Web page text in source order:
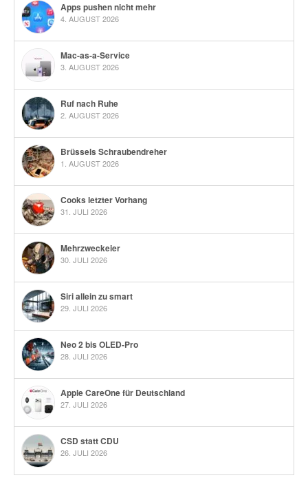
Apps pushen nicht mehr
4. AUGUST 2026
Mac-as-a-Service
3. AUGUST 2026
Ruf nach Ruhe
2. AUGUST 2026
Brüssels Schraubendreher
1. AUGUST 2026
Cooks letzter Vorhang
31. JULI 2026
Mehrzweckeier
30. JULI 2026
Siri allein zu smart
29. JULI 2026
Neo 2 bis OLED-Pro
28. JULI 2026
Apple CareOne für Deutschland
27. JULI 2026
CSD statt CDU
26. JULI 2026